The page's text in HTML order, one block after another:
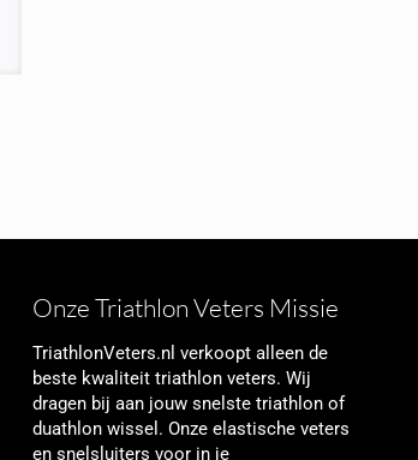
Onze Triathlon Veters Missie
TriathlonVeters.nl verkoopt alleen de
beste kwaliteit triathlon veters. Wij
dragen bij aan jouw snelste triathlon of
duathlon wissel. Onze elastische veters
en snelsluiters voor in je